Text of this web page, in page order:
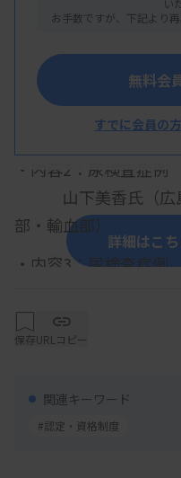
・内容1：尿検査症例
川満紀子氏（国立
・内容2：尿検査症例
山下美香氏（広島
部・輸血部）
・内容3：尿検査症例
・内容4：尿検査症例
・内容5：体腔液症例
詳細はこ
い
お手数ですが、下記より
無料会
すでに会員の
保存URLコピー
関連キーワード
#認定・資格制度